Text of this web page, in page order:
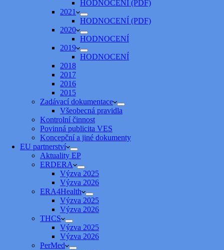
HODNOCENÍ (PDF)
2021
HODNOCENÍ (PDF)
2020
HODNOCENÍ
2019
HODNOCENÍ
2018
2017
2016
2015
Zadávací dokumentace
Všeobecná pravidla
Kontrolní činnost
Povinná publicita VES
Koncepční a jiné dokumenty
EU partnerství
Aktuality EP
ERDERA
Výzva 2025
Výzva 2026
ERA4Health
Výzva 2025
Výzva 2026
THCS
Výzva 2025
Výzva 2026
PerMed